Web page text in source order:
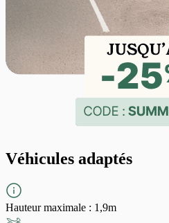
Véhicules adaptés
Hauteur maximale : 1,9m